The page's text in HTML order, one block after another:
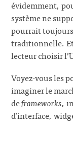
évidemment,
système ne
pourrait toujours
traditionnelle.
lecteur choisir
Voyez-vous les
imaginer le
deframeworks,
d’interface,